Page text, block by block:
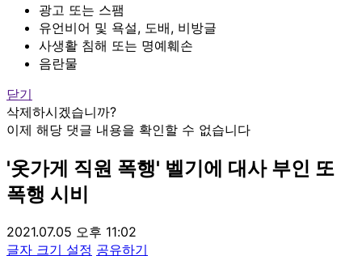
광고 또는 스팸
유언비어 및 욕설, 도배, 비방글
사생활 침해 또는 명예훼손
음란물
닫기
삭제하시겠습니까?
이제 해당 댓글 내용을 확인할 수 없습니다
'옷가게 직원 폭행' 벨기에 대사 부인 또
폭행 시비
2021.07.05 오후 11:02
글자 크기 설정 공유하기